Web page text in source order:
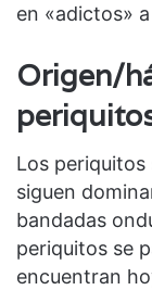
en «adictos»
Origen/
Los
siguen
bandadas
periquitos se
encuentran